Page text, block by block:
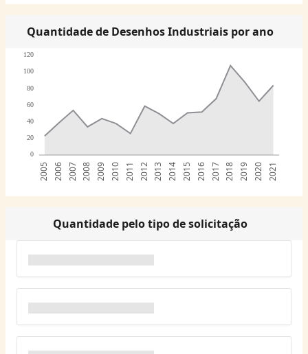
Quantidade de Desenhos Industriais por ano
0
20
40
60
80
100
120
2005 2006 2007 2008 2009 2010 2011 2012 2013 2014 2015 2016 2017 2018 2019 2020 2021
Quantidade pelo tipo de solicitação